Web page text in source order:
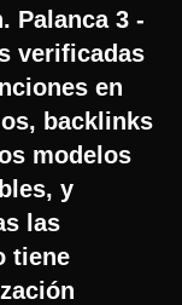
Palanca 3 -
verificadas
en
backlinks
modelos
y
las
tiene